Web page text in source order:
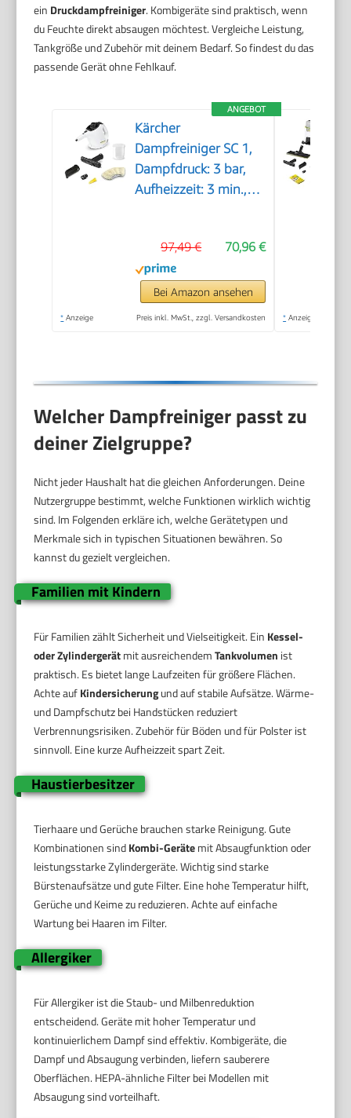
ein Druckdampfreiniger. Kombigeräte sind praktisch, wenn
du Feuchte direkt absaugen möchtest. Vergleiche Leistung,
Tankgröße und Zubehör mit deinem Bedarf. So findest du das
passende Gerät ohne Fehlkauf.
ANGEBOT
Kärcher
Dampfreiniger SC 1,
Dampfdruck: 3 bar,
Aufheizzeit: 3 min.,
m², Tank: 200 ml, mit
Hand-, Punktstrahl-
und Powerdüse,
Mikrofaser-Überzug
70,96 €
97,49 €
Bei Amazon ansehen
* Anzeige Preis inkl. MwSt., zzgl. Versandkosten * Anzeige
Welcher Dampfreiniger passt zu
deiner Zielgruppe?
Nicht jeder Haushalt hat die gleichen Anforderungen. Deine
Nutzergruppe bestimmt, welche Funktionen wirklich wichtig
sind. Im Folgenden erkläre ich, welche Gerätetypen und
Merkmale sich in typischen Situationen bewähren. So
kannst du gezielt vergleichen.
Familien mit Kindern
Für Familien zählt Sicherheit und Vielseitigkeit. Ein Kessel-
oder Zylindergerätmit ausreichendemTankvolumen ist
praktisch. Es bietet lange Laufzeiten für größere Flächen.
Achte aufKindersicherungund auf stabile Aufsätze. Wärme-
und Dampfschutz bei Handstücken reduziert
Verbrennungsrisiken. Zubehör für Böden und für Polster ist
sinnvoll. Eine kurze Aufheizzeit spart Zeit.
Haustierbesitzer
Tierhaare und Gerüche brauchen starke Reinigung. Gute
Kombinationen sindKombi-Gerätemit Absaugfunktion oder
leistungsstarke Zylindergeräte. Wichtig sind starke
Bürstenaufsätze und gute Filter. Eine hohe Temperatur hilft,
Gerüche und Keime zu reduzieren. Achte auf einfache
Wartung bei Haaren im Filter.
Allergiker
Für Allergiker ist die Staub- und Milbenreduktion
entscheidend. Geräte mit hoher Temperatur und
kontinuierlichem Dampf sind effektiv. Kombigeräte, die
Dampf und Absaugung verbinden, liefern sauberere
Oberflächen. HEPA-ähnliche Filter bei Modellen mit
Absaugung sind vorteilhaft.